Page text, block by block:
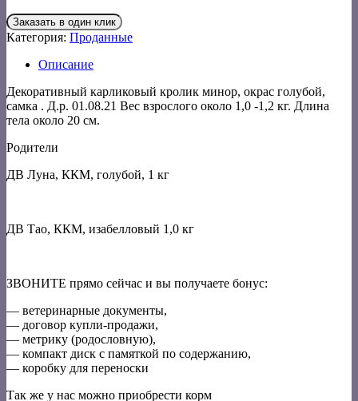
Заказать в один клик
Категория: Проданные
Описание
Декоративный карликовый кролик минор, окрас голубой,
самка . Д.р. 01.08.21 Вес взрослого около 1,0 -1,2 кг. Длина
тела около 20 см.
Родители
ДВ Луна, ККМ, голубой, 1 кг
ДВ Тао, ККМ, изабелловый 1,0 кг
ЗВОНИТЕ прямо сейчас и вы получаете бонус:
— ветеринарные документы,
— договор купли-продажи,
— метрику (родословную),
— компакт диск с памяткой по содержанию,
— коробку для переноски
Так же у нас можно приобрести корм